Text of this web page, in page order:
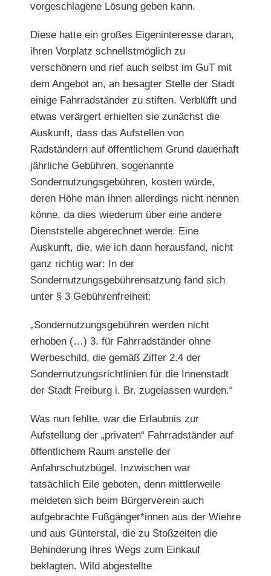
vorgeschlagene Lösung geben kann.
Diese hatte ein großes Eigeninteresse daran,
ihren Vorplatz schnellstmöglich zu
verschönern und rief auch selbst im GuT mit
dem Angebot an, an besagter Stelle der Stadt
einige Fahrradständer zu stiften. Verblüfft und
etwas verärgert erhielten sie zunächst die
Auskunft, dass das Aufstellen von
Radständern auf öffentlichem Grund dauerhaft
jährliche Gebühren, sogenannte
Sondernutzungsgebühren, kosten würde,
deren Höhe man ihnen allerdings nicht nennen
könne, da dies wiederum über eine andere
Dienststelle abgerechnet werde. Eine
Auskunft, die, wie ich dann herausfand, nicht
ganz richtig war: In der
Sondernutzungsgebührensatzung fand sich
unter § 3 Gebührenfreiheit:
„Sondernutzungsgebühren werden nicht
erhoben (…) 3. für Fahrradständer ohne
Werbeschild, die gemäß Ziffer 2.4 der
Sondernutzungsrichtlinien für die Innenstadt
der Stadt Freiburg i. Br. zugelassen wurden.“
Was nun fehlte, war die Erlaubnis zur
Aufstellung der „privaten“ Fahrradständer auf
öffentlichem Raum anstelle der
Anfahrschutzbügel. Inzwischen war
tatsächlich Eile geboten, denn mittlerweile
meldeten sich beim Bürgerverein auch
aufgebrachte Fußgänger*innen aus der Wiehre
und aus Günterstal, die zu Stoßzeiten die
Behinderung ihres Wegs zum Einkauf
beklagten. Wild abgestellte